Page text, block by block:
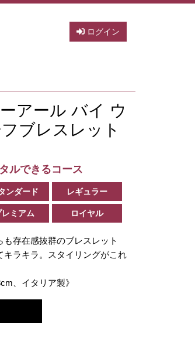
ログイン
アール バイ ウ
ブレスレット
ルできるコース
ンダード レギュラー
レミアム ロイヤル
存在感抜群のブレスレット
ラキラ。スタイリングがこれ
、イタリア製》